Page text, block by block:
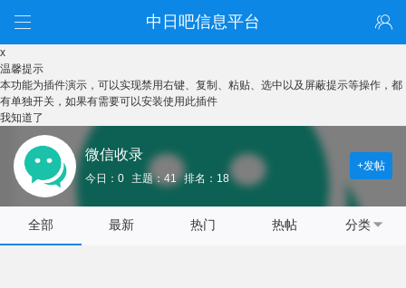
中日吧信息平台
x
温馨提示
本功能为插件演示，可以实现禁用右键、复制、粘贴、选中以及屏蔽提示等操作，都
有单独开关，如果有需要可以安装使用此插件
我知道了
微信收录
今日：0 主题：41 排名：18
+发帖
全部 最新 热门 热帖 分类